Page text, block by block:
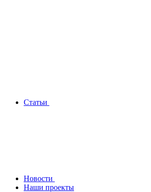
Статьи
Новости
Наши проекты